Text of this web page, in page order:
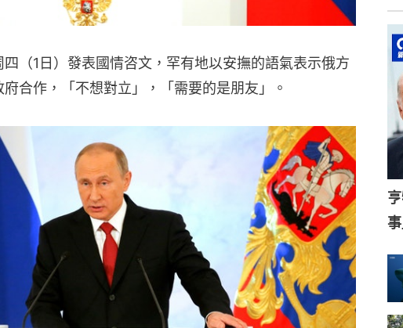
（1日）發表國情咨文，罕有地以安撫的語氣表示俄方
合作，「不想對立」，「需要的是朋友」。